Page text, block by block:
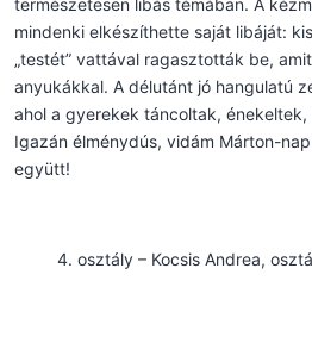
mindenki elkészíthette saját libáját:
„testét” vattával ragasztották be,
anyukákkal. A délutánt jó hangulatú
ahol a gyerekek táncoltak,
Igazán élménydús, vidám Márton-
együtt!
osztály – Kocsis Andrea,